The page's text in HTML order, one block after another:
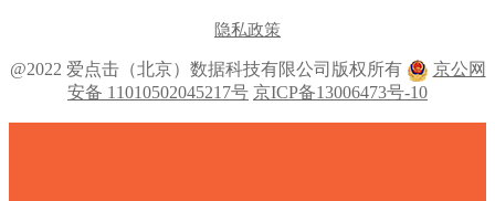
隐私政策
@2022 爱点击（北京）数据科技有限公司版权所有
京公网
安备 11010502045217号 京ICP备13006473号-10